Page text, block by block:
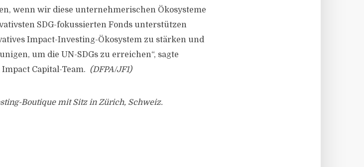
wenn wir diese unternehmerischen Ökosysteme
SDG-fokussierten Fonds unterstützen
Impact-Investing-Ökosystem zu stärken und
um die UN-SDGs zu erreichen“, sagte
Capital-Team. (DFPA/JF1)
Boutique mit Sitz in Zürich, Schweiz.